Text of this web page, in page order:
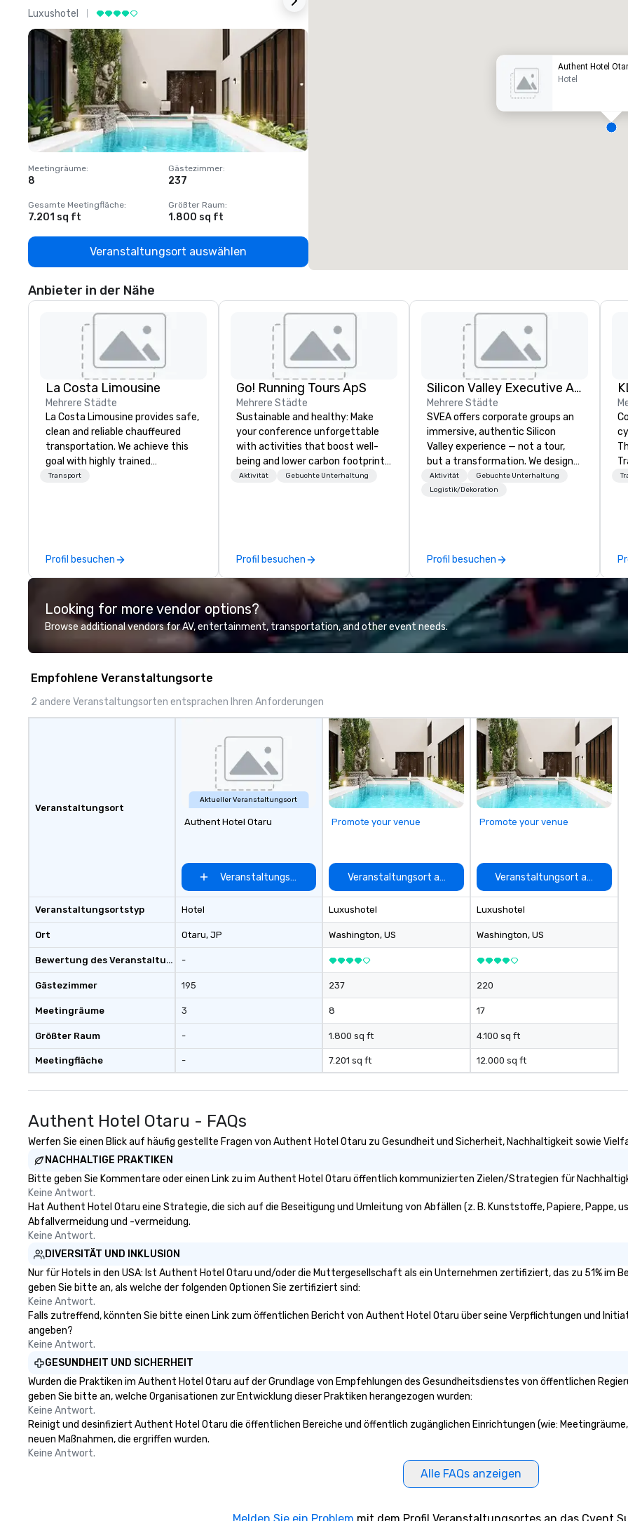
Luxushotel
Meetingräume:
8
Gästezimmer:
237
Gesamte Meetingfläche:
7.201 sq ft
Größter Raum:
1.800 sq ft
Veranstaltungsort auswählen
Authent Hotel
Hotel
Anbieter in der Nähe
La Costa Limousine
Mehrere Städte
La Costa Limousine provides safe,
clean and reliable chauffeured
transportation. We achieve this
goal with highly trained
chauffeurs, the newest vehicles
perfectly maintained fleet of late
model luxury vehicles to the
professional team of chauffeurs
and support staff; you will know
Costa Limousine.
Transport
Profil besuchen
Go! Running Tours ApS
Mehrere Städte
Sustainable and healthy: Make
your conference unforgettable
with activities that boost well-
being and lower carbon footprints.
Explore the world on the run with
Aktivität Gebuchte Unterhaltung
Profil besuchen
Silicon Valley Executive Academy
Mehrere Städte
SVEA offers corporate groups an
immersive, authentic Silicon
Valley experience — not a tour,
but a transformation. We design
and facilitate custom executive
innovation tours, learning
delegations, incentive groups, and
corporate offsites. Whether your
group wants to think like a Silicon
Valley founder, explore the
mindsets driving the world's
fastest-growing companies, or
walk away with a practical
for groups of 10–200. Fully
customizable by industry,
seniority, and objectives.
Aktivität
Gebuchte Unterhaltung
Logistik/Dekoration
Profil besuchen
Looking for more vendor options?
Browse additional vendors for AV, entertainment, transportation, and other event needs.
Empfohlene Veranstaltungsorte
2 andere Veranstaltungsorten entsprachen Ihren Anforderungen
Veranstaltungsort
Veranstaltungsortstyp
Ort
Bewertung des Veranstaltungsortes
Gästezimmer
Meetingräume
Größter Raum
Meetingfläche
Aktueller Veranstaltungsort
Authent Hotel Otaru
Veranstaltungsort auswählen
Hotel
Otaru, JP
-
195
3
-
-
Promote your venue
Veranstaltungsort auswählen
Luxushotel
Washington, US
237
8
1.800 sq ft
7.201 sq ft
Promote your venue
Veranstaltungsort
Luxushotel
Washington, US
220
17
4.100 sq ft
12.000 sq ft
Authent Hotel Otaru - FAQs
Werfen Sie einen Blick auf häufig gestellte Fragen von Authent Hotel Otaru zu Gesundheit und Sicherheit, Nachhaltigkeit sowie
NACHHALTIGE PRAKTIKEN
Bitte geben Sie Kommentare oder einen Link zu im Authent Hotel Otaru öffentlich kommunizierten Zielen/Strategien für
Keine Antwort.
Hat Authent Hotel Otaru eine Strategie, die sich auf die Beseitigung und Umleitung von Abfällen (z. B. Kunststoffe, Papiere,
Abfallvermeidung und -vermeidung.
Keine Antwort.
DIVERSITÄT UND INKLUSION
Nur für Hotels in den USA: Ist Authent Hotel Otaru und/oder die Muttergesellschaft als ein Unternehmen zertifiziert, das zu 51% im
geben Sie bitte an, als welche der folgenden Optionen Sie zertifiziert sind:
Keine Antwort.
Falls zutreffend, könnten Sie bitte einen Link zum öffentlichen Bericht von Authent Hotel Otaru über seine Verpflichtungen und
angeben?
Keine Antwort.
GESUNDHEIT UND SICHERHEIT
Wurden die Praktiken im Authent Hotel Otaru auf der Grundlage von Empfehlungen des Gesundheitsdienstes von öffentlichen
geben Sie bitte an, welche Organisationen zur Entwicklung dieser Praktiken herangezogen wurden:
Keine Antwort.
Reinigt und desinfiziert Authent Hotel Otaru die öffentlichen Bereiche und öffentlich zugänglichen Einrichtungen (wie:
neuen Maßnahmen, die ergriffen wurden.
Keine Antwort.
Alle FAQs anzeigen